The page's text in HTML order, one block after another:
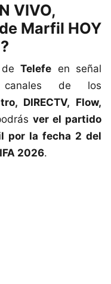
VIVO,
Marfil HOY
deTelefe en señal
de los
DIRECTV, Flow,
ver el partido
por la fecha 2 del
2026.